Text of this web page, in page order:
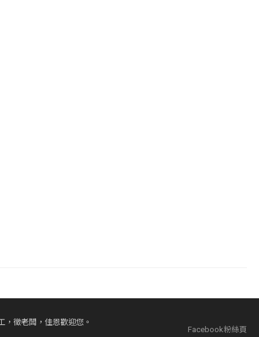
徵老闆，佳恩歡迎您。
Facebook粉絲頁